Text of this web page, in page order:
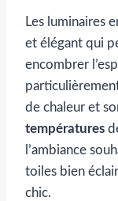
Les luminaires
et élégant qui
encombrer
de chaleur et
températures
l’ambiance
toiles bien
chic.